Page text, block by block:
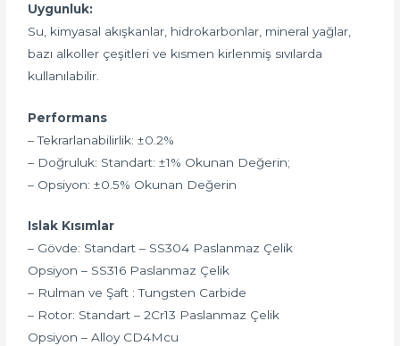
Uygunluk:
Su, kimyasal akışkanlar, hidrokarbonlar, mineral yağlar,
bazı alkoller çeşitleri ve kısmen kirlenmiş sıvılarda
kullanılabilir.
Performans
– Tekrarlanabilirlik: ±0.2%
– Doğruluk: Standart: ±1% Okunan Değerin;
– Opsiyon: ±0.5% Okunan Değerin
Islak Kısımlar
– Gövde: Standart – SS304 Paslanmaz Çelik
Opsiyon – SS316 Paslanmaz Çelik
– Rulman ve Şaft : Tungsten Carbide
– Rotor: Standart – 2Cr13 Paslanmaz Çelik
Opsiyon – Alloy CD4Mcu